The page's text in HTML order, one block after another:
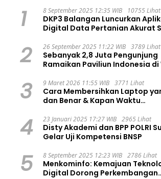
1 8 September 2025 12:35 WIB 10755 Lihat
DKP3 Balangan Luncurkan
Digital Data Pertanian Akurat
2 26 September 2025 11:22 WIB 3789 Lihat
Sebanyak 2,8 Juta Pengunjung
Ramaikan Paviliun Indonesia di
3 9 Maret 2026 11:55 WIB 3771 Lihat
Cara Membersihkan Laptop
dan Benar & Kapan Waktu
4 23 Januari 2025 17:27 WIB 2965 Lihat
Disty Akademi dan BPP POLRI
Gelar Uji Kompetensi BNSP
5 8 September 2025 12:23 WIB 2786 Lihat
Menkominfo: Kemajuan
Digital Dorong Perkembangan